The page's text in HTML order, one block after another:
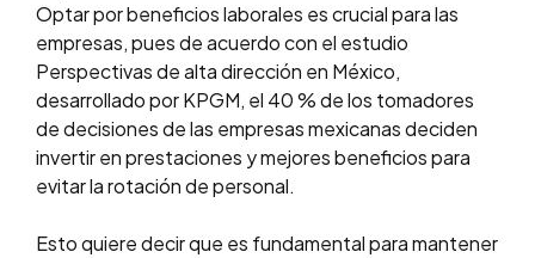
Optar por beneficios laborales es crucial para las
empresas, pues de acuerdo con el estudio
Perspectivas de alta dirección en México,
desarrollado por KPGM, el 40 % de los tomadores
de decisiones de las empresas mexicanas deciden
invertir en prestaciones y mejores beneficios para
evitar la rotación de personal.
Esto quiere decir que es fundamental para mantener